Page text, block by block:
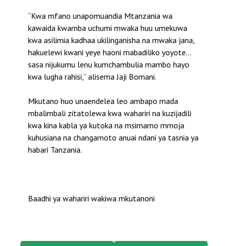
“Kwa mfano unapomuandia Mtanzania wa
kawaida kwamba uchumi mwaka huu umekuwa
kwa asilimia kadhaa ukilinganisha na mwaka jana,
hakuelewi kwani yeye haoni mabadiliko yoyote…
sasa nijukumu lenu kumchambulia mambo hayo
kwa lugha rahisi,” alisema Jaji Bomani.
Mkutano huo unaendelea leo ambapo mada
mbalimbali zitatolewa kwa wahariri na kuzijadili
kwa kina kabla ya kutoka na msimamo mmoja
kuhusiana na changamoto anuai ndani ya tasnia ya
habari Tanzania.
Baadhi ya wahariri wakiwa mkutanoni